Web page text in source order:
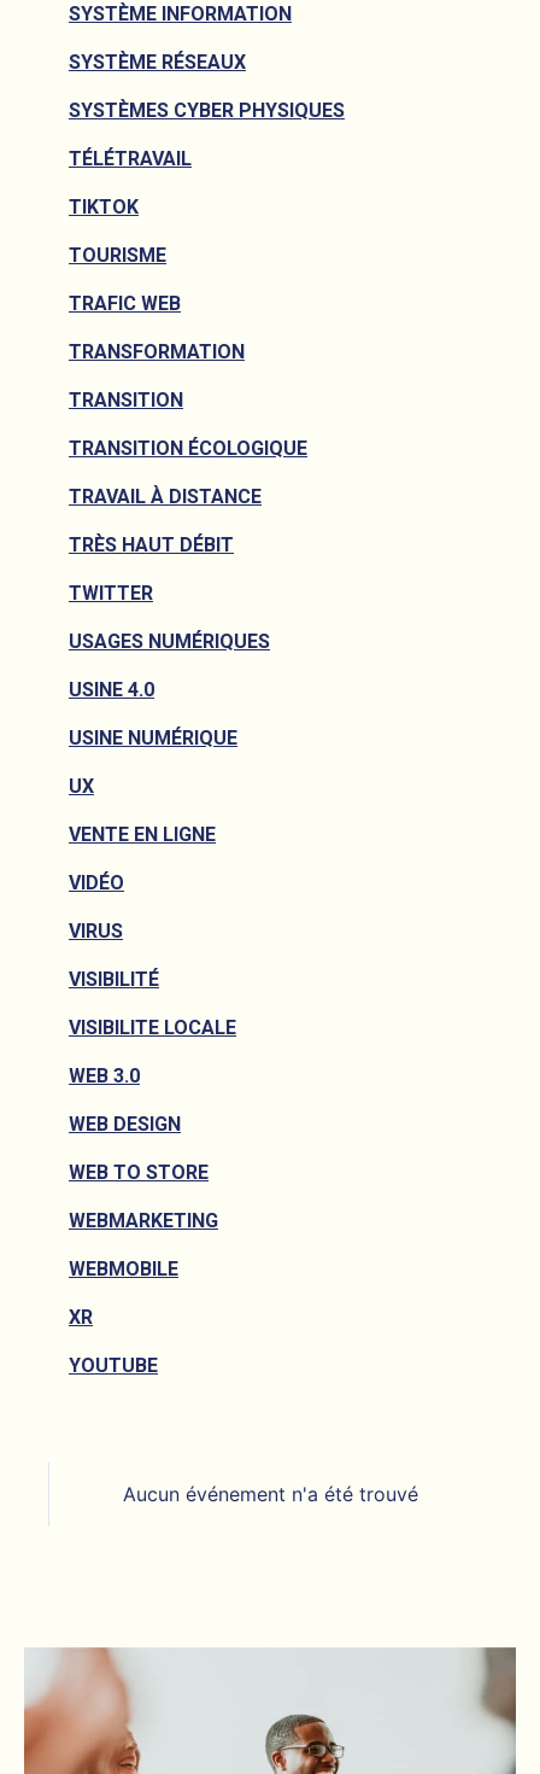
SYSTÈME INFORMATION
SYSTÈME RÉSEAUX
SYSTÈMES CYBER PHYSIQUES
TÉLÉTRAVAIL
TIKTOK
TOURISME
TRAFIC WEB
TRANSFORMATION
TRANSITION
TRANSITION ÉCOLOGIQUE
TRAVAIL À DISTANCE
TRÈS HAUT DÉBIT
TWITTER
USAGES NUMÉRIQUES
USINE 4.0
USINE NUMÉRIQUE
UX
VENTE EN LIGNE
VIDÉO
VIRUS
VISIBILITÉ
VISIBILITE LOCALE
WEB 3.0
WEB DESIGN
WEB TO STORE
WEBMARKETING
WEBMOBILE
XR
YOUTUBE
Aucun événement n'a été trouvé